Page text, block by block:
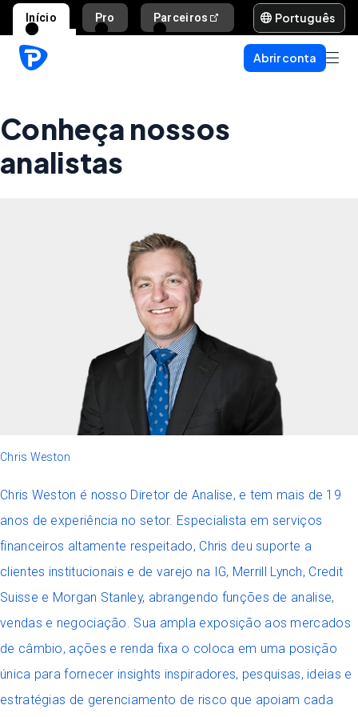
Início Pro Parceiros Ajuda e suporte
Português
Abrir conta
Conheça nossos
analistas
Chris Weston
Chris Weston é nosso Diretor de Analise, e tem mais de 19
anos de experiência no setor. Especialista em serviços
financeiros altamente respeitado, Chris deu suporte a
clientes institucionais e de varejo na IG, Merrill Lynch, Credit
Suisse e Morgan Stanley, abrangendo funções de analise,
vendas e negociação. Sua ampla exposição aos mercados
de câmbio, ações e renda fixa o coloca em uma posição
única para fornecer insights inspiradores, pesquisas, ideias e
estratégias de gerenciamento de risco que apoiam cada